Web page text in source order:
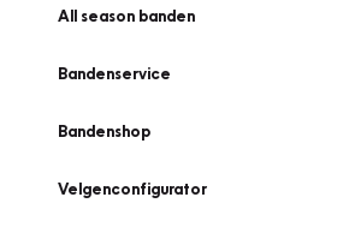
All season banden
Bandenservice
Bandenshop
Velgenconfigurator